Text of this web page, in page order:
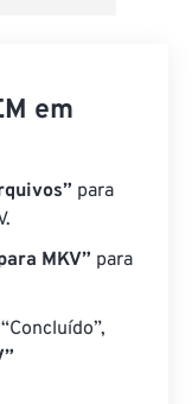
em
para
MKV” para